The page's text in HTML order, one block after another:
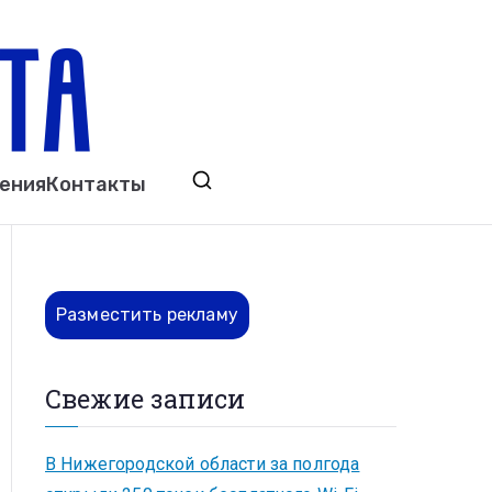
Выкса. Муром. Кулебаки. Навашино,
Контакты
Разместить рекламу
Свежие записи
В Нижегородской области за полгода